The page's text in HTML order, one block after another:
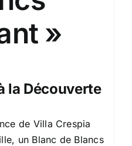
»
la Découverte
de Villa Crespia
un Blanc de Blancs